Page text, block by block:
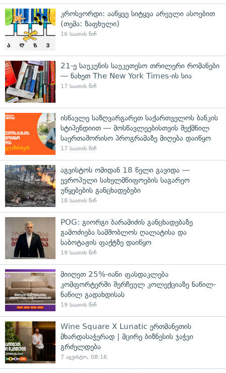
კროსვორდი: ააწყვე სიტყვა არეული ასოებით
(თემა: ზაფხული)
16 საათის წინ
21-ე საუკუნის საუკეთესო თრილერი რომანები
— ნახეთ The New York Times-ის სია
17 საათის წინ
ისწავლე საზღვარგარეთ საქართველოს ბანკის
სტიპენდიით — მოსწავლეებისთვის შექმნილ
საერთაშორისო პროგრამაზე მიღება დაიწყო
17 საათის წინ
აგვისტოს ომიდან 18 წელი გავიდა —
ევროპული სახელმწიფოების საგარეო
უწყებების განცხადებები
18 საათის წინ
POG: გიორგი ბარამიძის განცხადებაზე
გამოძიება სამშობლოს ღალატისა და
საბოტაჟის ფაქტზე დაიწყო
19 საათის წინ
მიიღეთ 25%-იანი ფასდაკლება
კომფორტერში შერჩეულ კოლექციაზე ნაწილ-
ნაწილ გადახდისას
19 საათის წინ
Wine Square X Lunatic ერთმანეთის
მხარდასაჭერად | მცირე ბიზნესის ჯაჭვი
გრძელდება
7 აგვისტო, 08:16